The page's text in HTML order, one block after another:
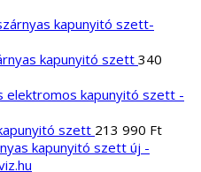
kapunyitó szett 340
szett 213 990 Ft